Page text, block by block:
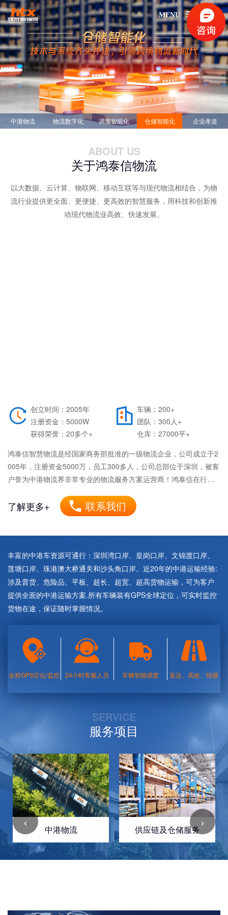
MENU
中港物流 物流数字化 调度智能化 仓储智能化 企业孝道
ABOUT US
关于鸿泰信物流
以大数据、云计算、物联网、移动互联等与现代物流相结合，为物
流行业提供更全面、更便捷、更高效的智慧服务，用科技和创新推
动现代物流业高效、快速发展。
创立时间：2005年
注册资金：5000W
获得荣誉：20多个+
车辆：200+
团队：300人+
仓库：27000平+
鸿泰信智慧物流是经国家商务部批准的一级物流企业，公司成立于2
005年，注册资金5000万，员工300多人，公司总部位于深圳，被客
户誉为中港物流界非常专业的物流服务方案运营商！鸿泰信在行业
意、员工幸福、同行尊重、社会认可的跨境物流企业”为我们的愿
了解更多+ 联系我们
丰富的中港车资源可通行：深圳湾口岸、皇岗口岸、文锦渡口岸、
莲塘口岸、珠港澳大桥通关和沙头角口岸。近20年的中港运输经验:
涉及普货、危险品、平板、超长、超宽、超高货物运输，可为客户
提供全面的中港运输方案.所有车辆装有GPS全球定位，可实时监控
货物在途，保证随时掌握情况。
全程GPS定位/监控 24小时客服人员 车辆智能调度 直达、高效、快捷
SERVICE
服务项目
中港物流 供应链及仓储服务
‹ ›